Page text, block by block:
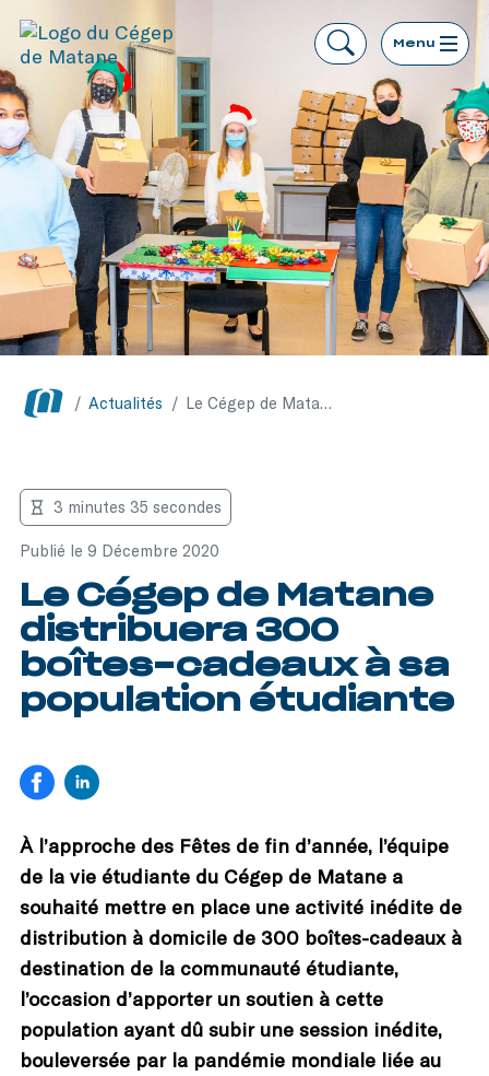
Menu
/ Actualités / Le Cégep de Matane distribuera 300 boîtes-cadeaux à sa population étudiante
Publié le 9 Décembre 2020
3 minutes 35 secondes
Le Cégep de Matane
distribuera 300
boîtes-cadeaux à sa
population étudiante
À l’approche des Fêtes de fin d’année, l’équipe
de la vie étudiante du Cégep de Matane a
souhaité mettre en place une activité inédite de
distribution à domicile de 300 boîtes-cadeaux à
destination de la communauté étudiante,
l’occasion d’apporter un soutien à cette
population ayant dû subir une session inédite,
bouleversée par la pandémie mondiale liée au